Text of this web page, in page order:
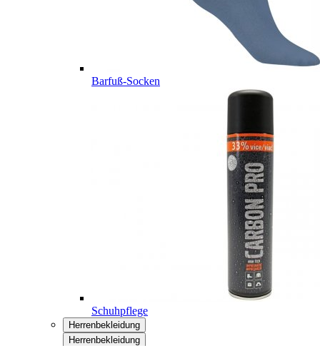
Barfuß-Socken
Schuhpflege
Herrenbekleidung
Herrenbekleidung